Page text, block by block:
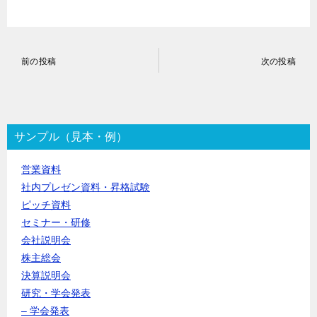
ゲ
ー
シ
前の投稿 次の投稿
サンプル（見本・例）
営業資料
社内プレゼン資料・昇格試験
ピッチ資料
セミナー・研修
会社説明会
株主総会
決算説明会
研究・学会発表
– 学会発表